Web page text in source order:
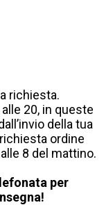
richiesta.
20, in queste
della tua
ordine
8 del mattino.
per